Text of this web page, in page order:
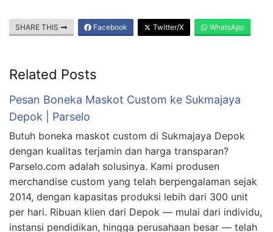
SHARE THIS Facebook Twitter/X WhatsApp
Related Posts
Pesan Boneka Maskot Custom ke Sukmajaya
Depok | Parselo
Butuh boneka maskot custom di Sukmajaya Depok
dengan kualitas terjamin dan harga transparan?
Parselo.com adalah solusinya. Kami produsen
merchandise custom yang telah berpengalaman sejak
2014, dengan kapasitas produksi lebih dari 300 unit
per hari. Ribuan klien dari Depok — mulai dari individu,
instansi pendidikan, hingga perusahaan besar — telah